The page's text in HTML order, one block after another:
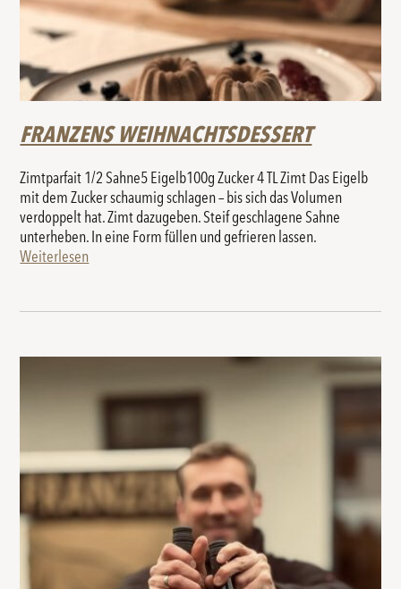
FRANZENS WEIHNACHTSDESSERT
Zimtparfait 1/2 Sahne5 Eigelb100g Zucker 4 TL Zimt Das Eigelb
mit dem Zucker schaumig schlagen – bis sich das Volumen
verdoppelt hat. Zimt dazugeben. Steif geschlagene Sahne
unterheben. In eine Form füllen und gefrieren lassen.
Weiterlesen